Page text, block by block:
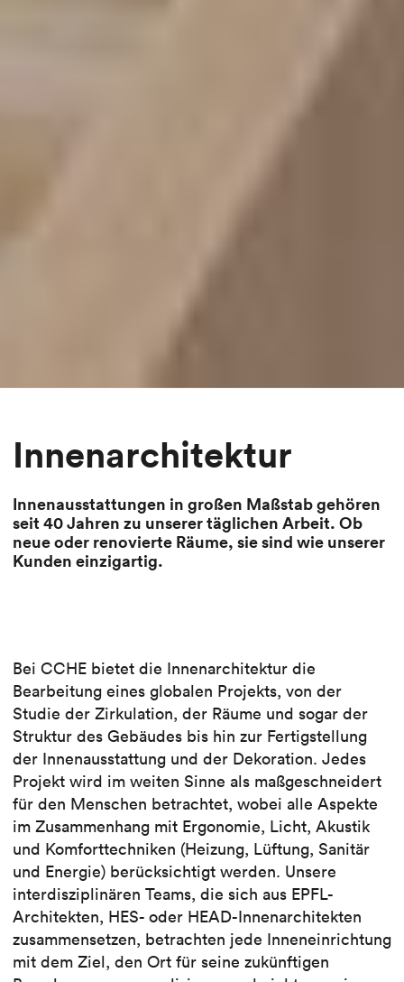
Innenarchitektur
Innenausstattungen in großen Maßstab gehören
seit 40 Jahren zu unserer täglichen Arbeit. Ob
neue oder renovierte Räume, sie sind wie unserer
Kunden einzigartig.
Bei CCHE bietet die Innenarchitektur die
Bearbeitung eines globalen Projekts, von der
Studie der Zirkulation, der Räume und sogar der
Struktur des Gebäudes bis hin zur Fertigstellung
der Innenausstattung und der Dekoration. Jedes
Projekt wird im weiten Sinne als maßgeschneidert
für den Menschen betrachtet, wobei alle Aspekte
im Zusammenhang mit Ergonomie, Licht, Akustik
und Komforttechniken (Heizung, Lüftung, Sanitär
und Energie) berücksichtigt werden. Unsere
interdisziplinären Teams, die sich aus EPFL-
Architekten, HES- oder HEAD-Innenarchitekten
zusammensetzen, betrachten jede Inneneinrichtung
mit dem Ziel, den Ort für seine zukünftigen